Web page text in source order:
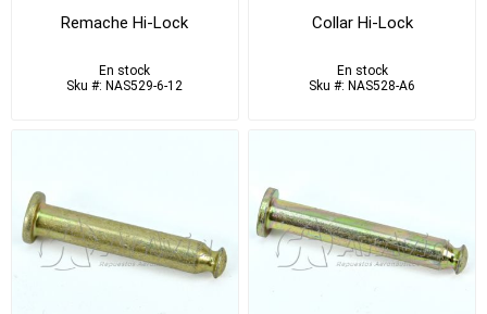
Remache Hi-Lock
En stock
Sku #: NAS529-6-12
Collar Hi-Lock
En stock
Sku #: NAS528-A6